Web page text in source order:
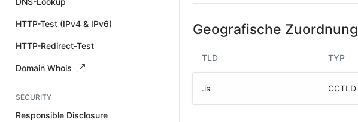
HTTP-Test (IPv4 & IPv6)
HTTP-Redirect-Test
Domain Whois
SECURITY
Responsible Disclosure
Geografische Zuordnung
TLD TYP
.is CCTLD